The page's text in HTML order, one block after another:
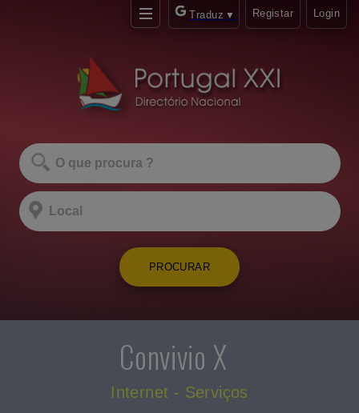
Traduz ▼ Registar Login
PROCURAR
Convivio X
Internet - Serviços